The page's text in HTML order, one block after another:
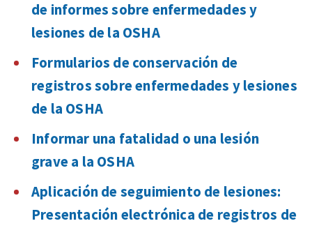
de informes sobre enfermedades y
lesiones de la OSHA
Formularios de conservación de
registros sobre enfermedades y lesiones
de la OSHA
Informar una fatalidad o una lesión
grave a la OSHA
Aplicación de seguimiento de lesiones:
Presentación electrónica de registros de